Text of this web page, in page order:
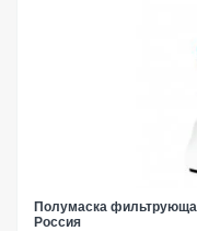
Полумаска
Россия